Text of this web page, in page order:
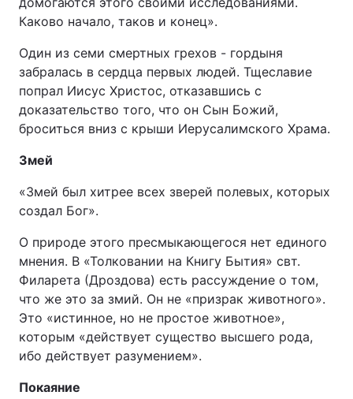
Каково начало, таков и конец».
Один из семи смертных грехов - гордыня
забралась в сердца первых людей. Тщеславие
попрал Иисус Христос, отказавшись с
доказательство того, что он Сын Божий,
броситься вниз с крыши Иерусалимского Храма.
Змей
«Змей был хитрее всех зверей полевых, которых
создал Бог».
О природе этого пресмыкающегося нет единого
мнения. В «Толковании на Книгу Бытия» свт.
Филарета (Дроздова) есть рассуждение о том,
что же это за змий. Он не «призрак животного».
Это «истинное, но не простое животное»,
которым «действует существо высшего рода,
ибо действует разумением».
Покаяние